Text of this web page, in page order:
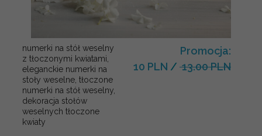
numerki na stół weselny
z tłoczonymi kwiatami,
eleganckie numerki na
stoły weselne, tłoczone
numerki na stół weselny,
dekoracja stołów
weselnych tłoczone
kwiaty
Promocja:
10 PLN / 13.00 PLN